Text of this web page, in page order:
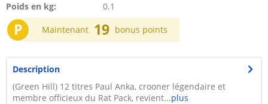
Poids en kg:
0.1
P Maintenant 19 bonus points
Description
(Green Hill) 12 titres Paul Anka, crooner légendaire et
membre officieux du Rat Pack, revient...plus